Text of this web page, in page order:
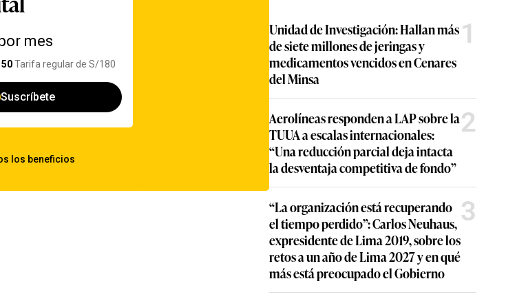
Unidad de Investigación: Hallan más
de siete millones de jeringas y
medicamentos vencidos en Cenares
del Minsa
1
Aerolíneas responden a LAP sobre la
TUUA a escalas internacionales:
“Una reducción parcial deja intacta
la desventaja competitiva de fondo”
2
“La organización está recuperando
el tiempo perdido”: Carlos Neuhaus,
expresidente de Lima 2019, sobre los
retos a un año de Lima 2027 y en qué
más está preocupado el Gobierno
3